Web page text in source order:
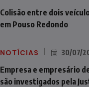
Colisão entre dois
em Pouso Redondo
NOTÍCIAS 30/07/
Empresa e empresário
são investigados pela